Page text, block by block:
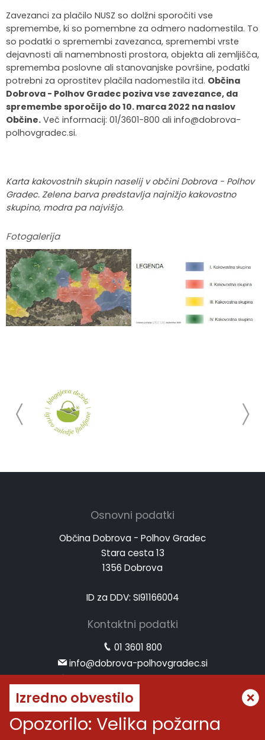
Zavezanci za plačilo NUSZ so dolžni sporočiti vse
spremembe, ki so pomembne za odmero nadomestila. To
so podatki o spremembi zavezanca, spremembi vrste
dejavnosti ali namembnosti prostora, objekta ali zemljišča,
sprememba poslovne ali stanovanjske površine, podatki
potrebni za oprostitev plačila nadomestila itd. Občina
Dobrova - Polhov Gradec poziva vse zavezance, da
spremembe sporočijo do 10. marca 2022 na naslov
Občine. Več informacij: 01/3601-800 ali info@dobrova-
polhovgradec.si.
Karta kakovostnih skupin naselij v občini Dobrova - Polhov
Gradec. Zelena barva predstavlja najnižjo kakovostno
skupino, modra pa najvišjo.
Fotogalerija
Izredno obvestilo
Opozorilo: Velika požarna
Osnovni podatki
Občina Dobrova - Polhov Gradec
Stara cesta 13
1356 Dobrova
ID za DDV: SI91166004
Kontaktni podatki
01 3601 800
info@dobrova-polhovgradec.si
Uradne ure
ponedeljek: od 8.00 do 12.00